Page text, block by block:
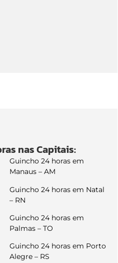
nas Capitais:
Guincho 24 horas em
Manaus – AM
Guincho 24 horas em Natal
– RN
Guincho 24 horas em
Palmas – TO
Guincho 24 horas em Porto
Alegre – RS